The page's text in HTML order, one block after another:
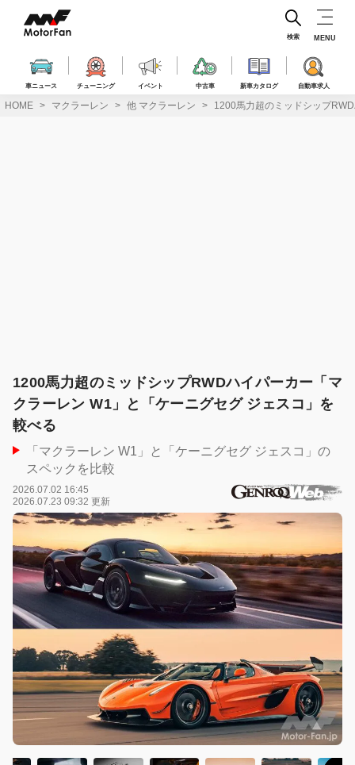
ス
車ニュース チューニング イベント 中古車 新車カタログ 自動車求人
検索 MENU
HOME マクラーレン 他 マクラーレン 1200馬力超のミッドシップ
1200馬力超のミッドシップRWDハイパーカー「マ
クラーレン W1」と「ケーニグセグ ジェスコ」を
較べる
「マクラーレン W1」と「ケーニグセグ ジェスコ」の
スペックを比較
2026.07.02 16:45
2026.07.23 09:32 更新